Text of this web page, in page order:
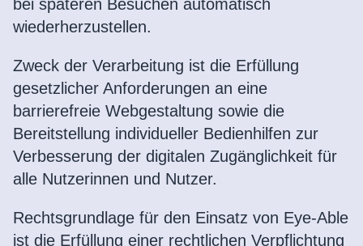
bei späteren Besuchen automatisch
wiederherzustellen.
Zweck der Verarbeitung ist die Erfüllung
gesetzlicher Anforderungen an eine
barrierefreie Webgestaltung sowie die
Bereitstellung individueller Bedienhilfen zur
Verbesserung der digitalen Zugänglichkeit für
alle Nutzerinnen und Nutzer.
Rechtsgrundlage für den Einsatz von Eye-Able
ist die Erfüllung einer rechtlichen Verpflichtung